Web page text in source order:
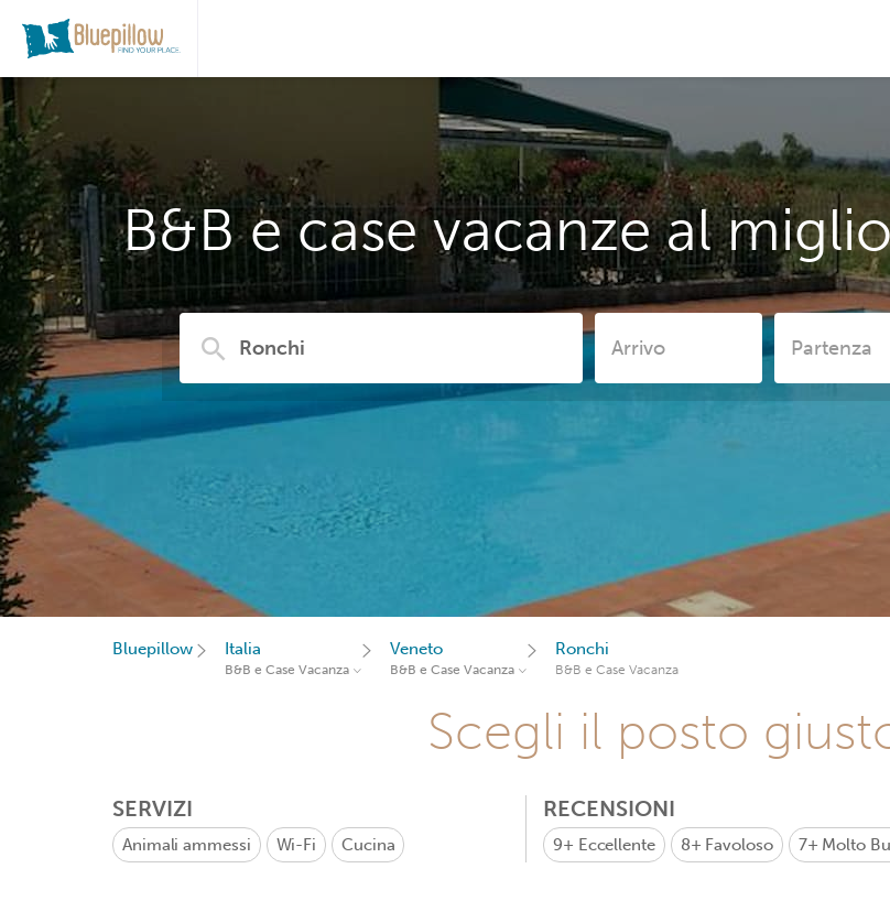
B&B e case vacanze al
Bluepillow Italia
B&B e Case Vacanza
Veneto
B&B e Case Vacanza
Ronchi
B&B e Case Vacanza
Scegli il posto
SERVIZI
Animali ammessi Wi-Fi Cucina
RECENSIONI
9+ Eccellente 8+ Favoloso 7+ Molto